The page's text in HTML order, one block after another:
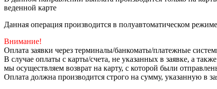
веденной карте
Данная операция производится в полуавтоматическом
Внимание!
Оплата заявки через терминалы/банкоматы/платежные
В случае оплаты с карты/счета, не указанных в заявке, а
мы осуществляем возврат на карту, с которой были
Оплата должна производится строго на сумму, указанную в